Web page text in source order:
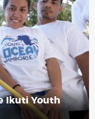
Ikuti Youth